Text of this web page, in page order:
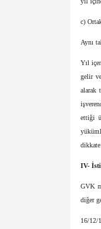
c)
Aynı
Yıl
gelir
alarak
ettiği
IV-
GVK
diğer
16/12/